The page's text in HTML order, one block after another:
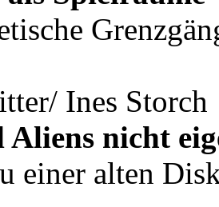
Ines Storch
Aliens nicht
einer alten